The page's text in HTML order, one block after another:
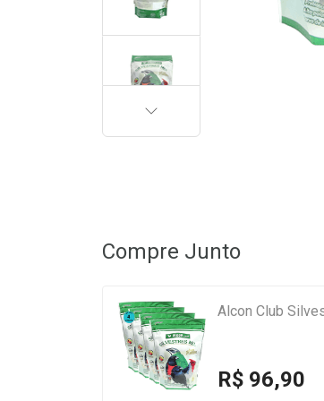
PRÓXIMA
Compre Junto
Alcon Club
R$ 96,90